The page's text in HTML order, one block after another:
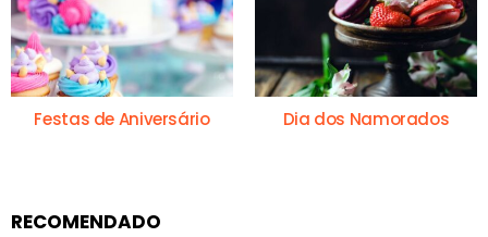
Festas de Aniversário Dia dos Namorados
RECOMENDADO